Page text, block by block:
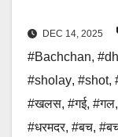
DEC 14, 2025
#Bachchan,
#sholay, #shot,
#खलस, #गई, #गल,
#धरमदर, #बच,